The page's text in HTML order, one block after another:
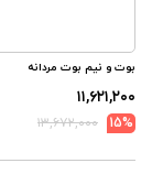
بوت و نیم بوت مردانه
۱۱,۶۲۱,۲۰۰
15%
۱۳,۶۷۲,۰۰۰